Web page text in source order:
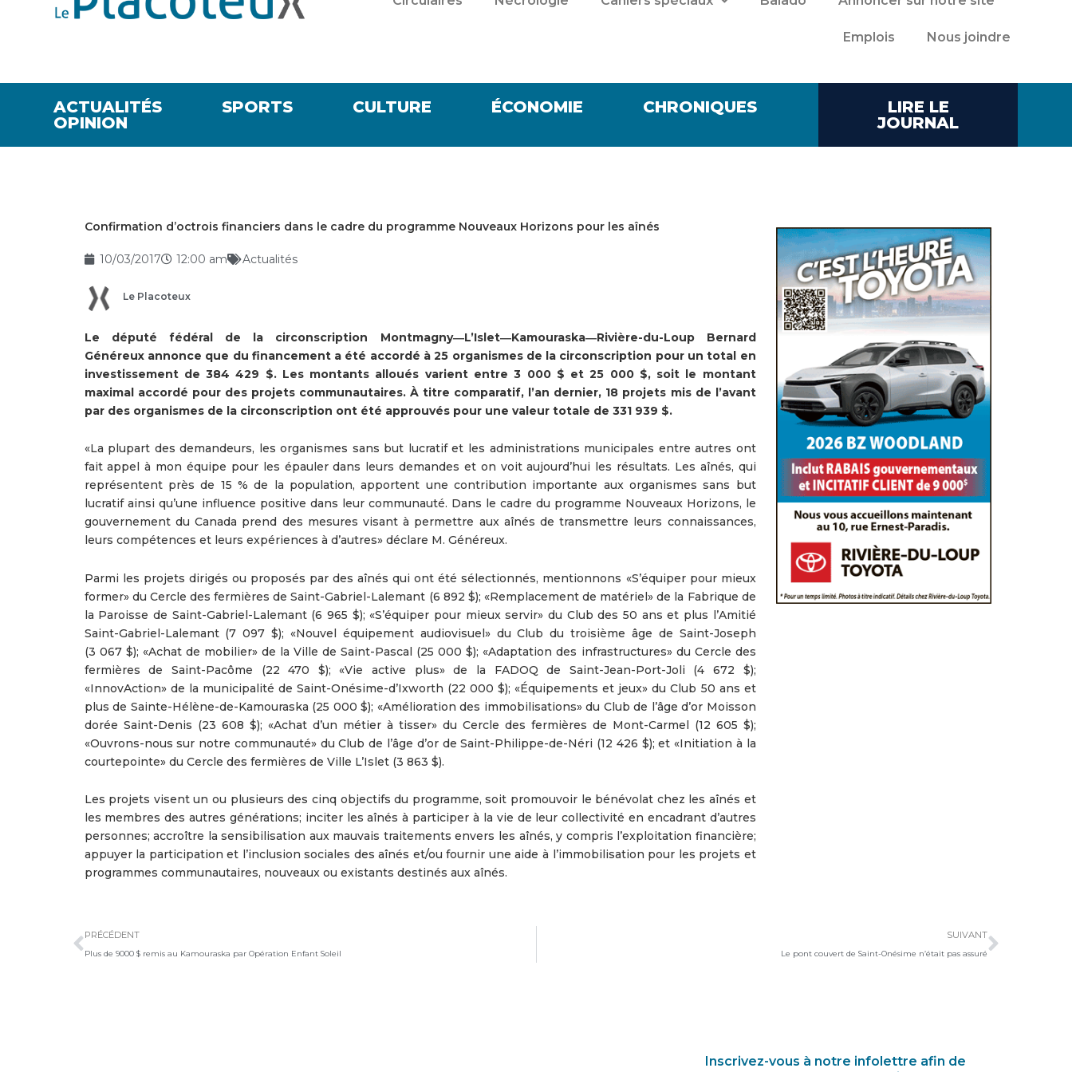
Emplois Nous joindre
ACTUALITÉS SPORTS CULTURE ÉCONOMIE
CHRONIQUES
OPINION
LIRE LE
JOURNAL
Confirmation d’octrois financiers dans le cadre du programme Nouveaux Horizons pour les aînés
10/03/2017 12:00 am Actualités
Le Placoteux
Le député fédéral de la circonscription Montmagny―L’Islet―Kamouraska―Rivière-du-Loup Bernard
Généreux annonce que du financement a été accordé à 25 organismes de la circonscription pour un total en
investissement de 384 429 $. Les montants alloués varient entre 3 000 $ et 25 000 $, soit le montant
maximal accordé pour des projets communautaires. À titre comparatif, l’an dernier, 18 projets mis de l’avant
par des organismes de la circonscription ont été approuvés pour une valeur totale de 331 939 $.
«La plupart des demandeurs, les organismes sans but lucratif et les administrations municipales entre autres ont
fait appel à mon équipe pour les épauler dans leurs demandes et on voit aujourd’hui les résultats. Les aînés, qui
représentent près de 15 % de la population, apportent une contribution importante aux organismes sans but
lucratif ainsi qu’une influence positive dans leur communauté. Dans le cadre du programme Nouveaux Horizons, le
gouvernement du Canada prend des mesures visant à permettre aux aînés de transmettre leurs connaissances,
leurs compétences et leurs expériences à d’autres» déclare M. Généreux.
Parmi les projets dirigés ou proposés par des aînés qui ont été sélectionnés, mentionnons «S’équiper pour mieux
former» du Cercle des fermières de Saint-Gabriel-Lalemant (6 892 $); «Remplacement de matériel» de la Fabrique de
la Paroisse de Saint-Gabriel-Lalemant (6 965 $); «S’équiper pour mieux servir» du Club des 50 ans et plus l’Amitié
Saint-Gabriel-Lalemant (7 097 $); «Nouvel équipement audiovisuel» du Club du troisième âge de Saint-Joseph
(3 067 $); «Achat de mobilier» de la Ville de Saint-Pascal (25 000 $); «Adaptation des infrastructures» du Cercle des
fermières de Saint-Pacôme (22 470 $); «Vie active plus» de la FADOQ de Saint-Jean-Port-Joli (4 672 $);
«InnovAction» de la municipalité de Saint-Onésime-d’Ixworth (22 000 $); «Équipements et jeux» du Club 50 ans et
plus de Sainte-Hélène-de-Kamouraska (25 000 $); «Amélioration des immobilisations» du Club de l’âge d’or Moisson
dorée Saint-Denis (23 608 $); «Achat d’un métier à tisser» du Cercle des fermières de Mont-Carmel (12 605 $);
«Ouvrons-nous sur notre communauté» du Club de l’âge d’or de Saint-Philippe-de-Néri (12 426 $); et «Initiation à la
courtepointe» du Cercle des fermières de Ville L’Islet (3 863 $).
Les projets visent un ou plusieurs des cinq objectifs du programme, soit promouvoir le bénévolat chez les aînés et
les membres des autres générations; inciter les aînés à participer à la vie de leur collectivité en encadrant d’autres
personnes; accroître la sensibilisation aux mauvais traitements envers les aînés, y compris l’exploitation financière;
appuyer la participation et l’inclusion sociales des aînés et/ou fournir une aide à l’immobilisation pour les projets et
programmes communautaires, nouveaux ou existants destinés aux aînés.
PRÉCÉDENT
Plus de 9000 $ remis au Kamouraska par Opération Enfant Soleil
SUIVANT
Le pont couvert de Saint-Onésime n’était pas assuré
Inscrivez-vous à notre infolettre afin de